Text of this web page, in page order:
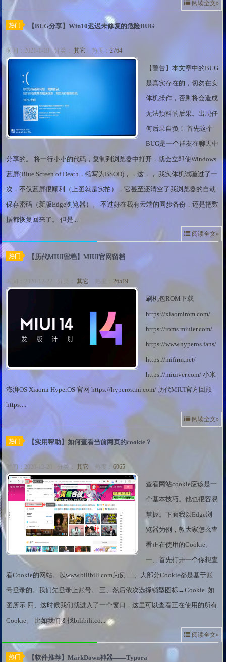
阅读全文»
热门 【BUG分享】Win10迟迟未修复的危险BUG
时间：2021-1-19 分类： 其它 热度： 2764
【警告】本文章中的BUG
是真实存在的，切勿在实
体机操作，否则将会造成
无法预料的后果。出现任
何后果自负！ 首先这个
BUG是一个群友在聊天中
分享的。 将一行小小的代码，复制到浏览器中打开，就会立即使Windows
蓝屏(Blue Screen of Death，缩写为BSOD)，，这，， 我实体机试验过了一
次，不仅蓝屏很顺利（上图就是实拍），它甚至还清空了我浏览器的自动
保存密码（新版Edge浏览器）。 不过好在我有云端的同步备份，还是把数
据都恢复回来了。 但是...
阅读全文»
热门 【历代MIUI留档】MIUI官网留档
时间：2020-12-22 分类： 其它 热度： 26519
刷机包ROM下载
https://xiaomirom.com/
https://roms.miuier.com/
https://www.hyperos.fans/
https://mifirm.net/
https://miuiver.com/ 小米
澎湃OS Xiaomi HyperOS 官网 https://hyperos.mi.com/ 历代MIUI官方回顾
https:...
阅读全文»
热门 【实用帮助】如何查看当前网页的cookie？
时间：2020-12-20 分类： 其它 热度： 6065
查看网站cookie应该是一
个基本技巧。他也很容易
掌握。下面我以Edge浏
览器为例，教大家怎么查
看正在使用的Cookie。
一、首先打开一个你想查
看Cookie的网站。以www.bilibili.com为例 二、大部分Cookie都是基于账
号登录的。我们先登录上账号。 三、然后依次选择锁型图标→Cookie 如
图所示 四、这时候我们就进入了一个窗口，这里可以查看正在使用的所有
Cookie。 比如我们要找bilibili.co...
阅读全文»
热门 【软件推荐】MarkDown神器——Typora